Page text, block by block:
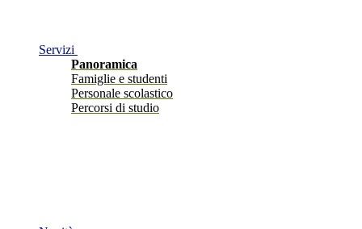
Servizi
Panoramica
Famiglie e studenti
Personale scolastico
Percorsi di studio